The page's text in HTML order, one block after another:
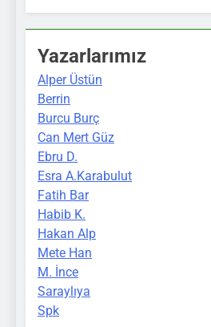
Yazarlarımız
Alper Üstün
Berrin
Burcu Burç
Can Mert Güz
Ebru D.
Esra A.Karabulut
Fatih Bar
Habib K.
Hakan Alp
Mete Han
M. İnce
Saraylıya
Spk